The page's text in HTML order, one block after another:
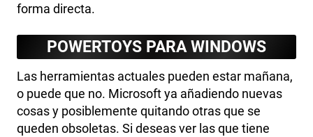
forma directa.
POWERTOYS PARA WINDOWS
Las herramientas actuales pueden estar mañana,
o puede que no. Microsoft ya añadiendo nuevas
cosas y posiblemente quitando otras que se
queden obsoletas. Si deseas ver las que tiene